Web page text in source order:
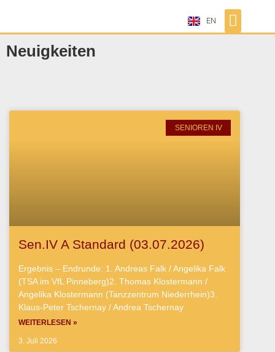
EN
Neuigkeiten
SENIOREN IV
Sen.IV A Standard (03.07.2026)
Ergebnis – Endrunde: 1. Andreas Falk / Angelika Falk
(TSA im VfL Pinneberg)2. Thomas Klostermann /
Angelika Klostermann (Tanzzentrum Niederrhein)3.
Klaus-Peter Tschernay / Andrea Tschernay
WEITERLESEN »
3. Juli 2026